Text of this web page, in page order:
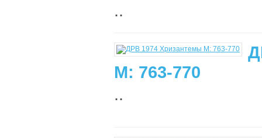
..
М: 763-770
..